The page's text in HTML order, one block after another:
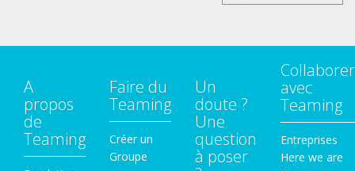
A
propos
de
Teaming
Faire du
Teaming
Créer un
Groupe
Un
doute ?
Une
question
à poser
Collaborer
avec
Teaming
Entreprises
Here we are